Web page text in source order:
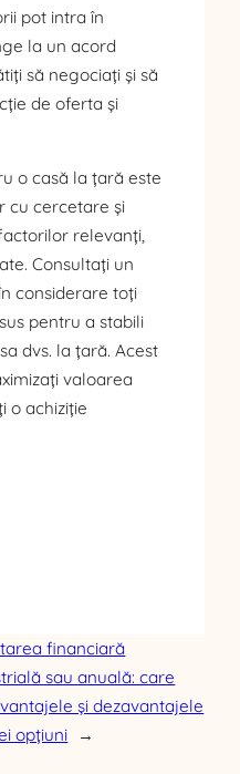
pot intra în
la un acord
să negociați și să
de oferta și
o casă la țară este
cu cercetare și
relevanți,
Consultați un
considerare toți
pentru a stabili
dvs. la țară. Acest
valoarea
o achiziție
financiară
sau anuală: care
și dezavantajele
opțiuni
→